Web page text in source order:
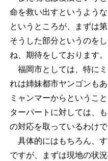
命を救い出すというよう
というところが、まずは
そうした部分というのを
ね、期待をしております。
福岡市としては、特にミ
れは姉妹都市ヤンゴンも
ミャンマーからというこ
ターパートに対しては、
の対応を取っているわけで
具体的にはもちろん、
ですが、まずは現地の状